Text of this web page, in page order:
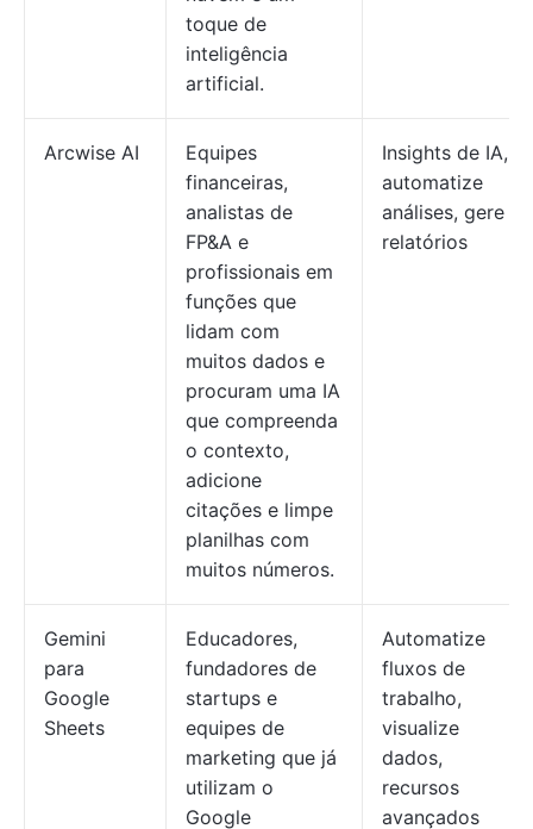
toque de
inteligência
artificial.
Arcwise AI
Equipes
financeiras,
analistas de
FP&A e
profissionais em
funções que
lidam com
muitos dados e
procuram uma IA
que compreenda
o contexto,
adicione
citações e limpe
planilhas com
muitos números.
Insights de IA,
automatize
análises, gere
relatórios
Gemini
para
Google
Sheets
Educadores,
fundadores de
startups e
equipes de
marketing que já
utilizam o
Google
Automatize
fluxos de
trabalho,
visualize
dados,
recursos
avançados